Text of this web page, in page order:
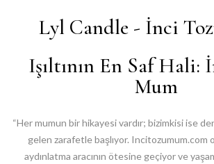
Lyl Candle - İnci
Işıltının En Saf Hali:
Mum
“Her mumun bir hikayesi vardır; bizimkisi ise
gelen zarafetle başlıyor. Incitozumum.com
aydınlatma aracının ötesine geçiyor ve